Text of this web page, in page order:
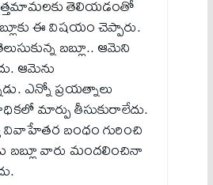
తెలియడంతో
ఈ విషయం చెప్పారు.
బబ్లూ.. ఆమెని
ఆమెను
ఎన్నో ప్రయత్నాలు
మార్పు తీసుకురాలేదు.
వివాహేతర బంధం గురించి
బబ్లూ వారు మందలించినా